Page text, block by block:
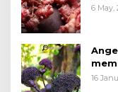
6 May,
16